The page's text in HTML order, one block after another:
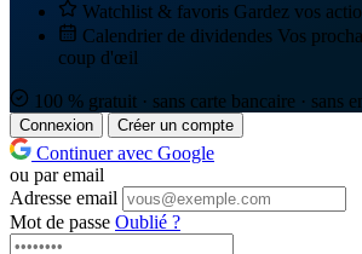
Watchlist & favoris Gardez vos
Calendrier de dividendes Vos
coup d'œil
100 % gratuit · sans carte bancaire · sans
Connexion Créer un compte
Continuer avec Google
ou par email
Adresse email
Mot de passe Oublié ?